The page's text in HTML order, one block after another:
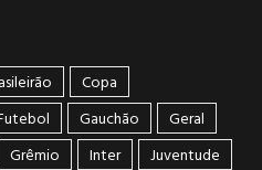
Copa
Gauchão
Geral
Grêmio Inter
Juventude